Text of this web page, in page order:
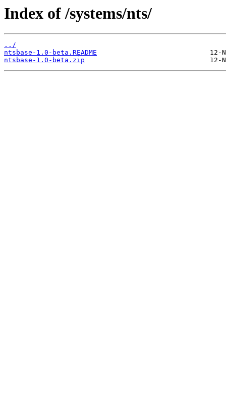
Index of /systems/nts/
../
ntsbase-1.0-beta.README
ntsbase-1.0-beta.zip